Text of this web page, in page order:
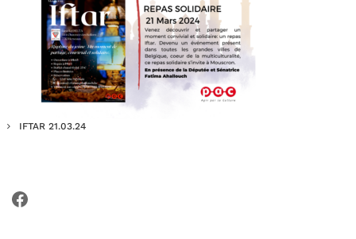
IFTAR 21.03.24
Facebook